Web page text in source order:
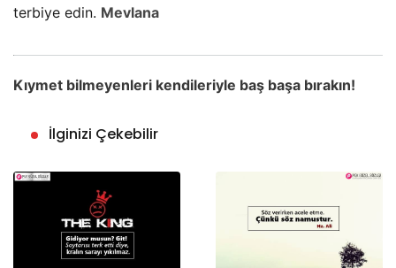
terbiye edin. Mevlana
Kıymet bilmeyenleri kendileriyle baş başa bırakın!
İlginizi Çekebilir